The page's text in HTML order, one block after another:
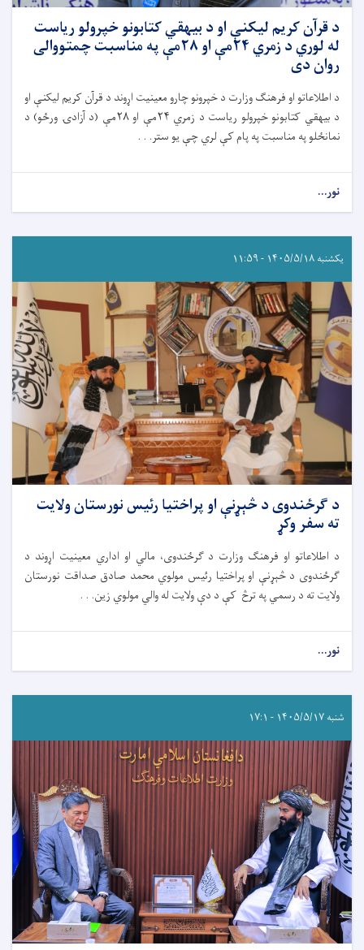
د قرآن کریم لیکنې او د بیهقي کتابونو خپرولو ریاست
له لوري د زمري ۲۴مې او ۲۸مې په مناسبت چمتووالی
روان دی
د اطلاعاتو او فرهنګ وزارت د خپرونو چارو معینیت اړوند د قرآن کریم لیکنې او
د بیهقي کتابونو خپرولو ریاست د زمري ۲۴مې او ۲۸مې (د آزادۍ ورځو) د
نمانځلو په مناسبت په پام کې لري چې یو ستر. . .
نور...
یکشنبه ۱۴۰۵/۵/۱۸ - ۱۱:۵۹
د ګرځندوی د څېړنې او پراختیا رئیس نورستان ولایت
ته سفر وکړ
د اطلاعاتو او فرهنګ وزارت د ګرځندوی، مالي او اداري معینیت اړوند د
ګرځندوی د څېړنې او پراختیا رئیس مولوي محمد صادق صداقت نورستان
ولایت ته د رسمي په ترڅ کې د دې ولایت له والي مولوي زین. . .
نور...
شنبه ۱۴۰۵/۵/۱۷ - ۱۷:۱